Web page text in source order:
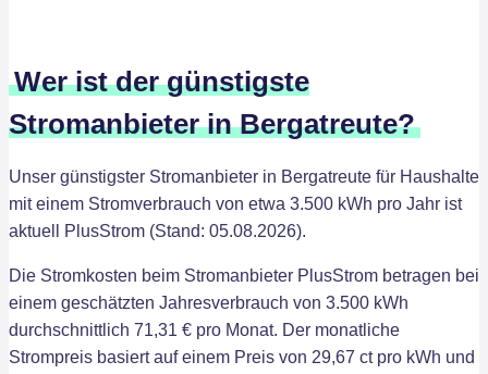
Wer ist der günstigste
Stromanbieter in Bergatreute?
Unser günstigster Stromanbieter in Bergatreute für Haushalte
mit einem Stromverbrauch von etwa 3.500 kWh pro Jahr ist
aktuell PlusStrom (Stand: 05.08.2026).
Die Stromkosten beim Stromanbieter PlusStrom betragen bei
einem geschätzten Jahresverbrauch von 3.500 kWh
durchschnittlich 71,31 € pro Monat. Der monatliche
Strompreis basiert auf einem Preis von 29,67 ct pro kWh und